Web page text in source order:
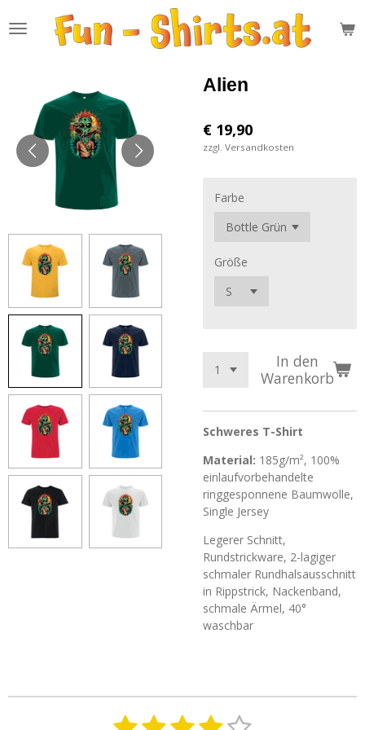
Hauptinhalt
Alien
€ 19,90
zzgl. Versandkosten
Farbe
Größe
In den
Warenkorb
Schweres T-Shirt
Material: 185g/m², 100%
einlaufvorbehandelte
ringgesponnene Baumwolle,
Single Jersey
Legerer Schnitt,
Rundstrickware, 2-lagiger
schmaler Rundhalsausschnitt
in Rippstrick, Nackenband,
schmale Ärmel, 40°
waschbar